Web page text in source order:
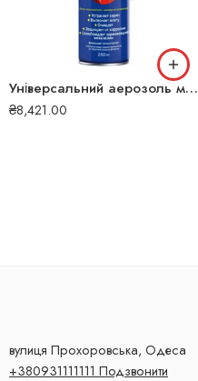
Універсальний аерозоль мастило WD-40 250 мл. 124W700050 124W700050
₴8,421.00
вулиця Прохоровська, Одеса
+380931111111 Подзвонити